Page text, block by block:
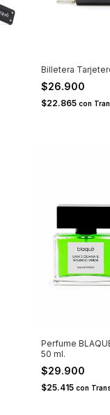
Billetera
$26.900
$22.865 con
Perfume
50 ml.
$29.900
$25.415 con